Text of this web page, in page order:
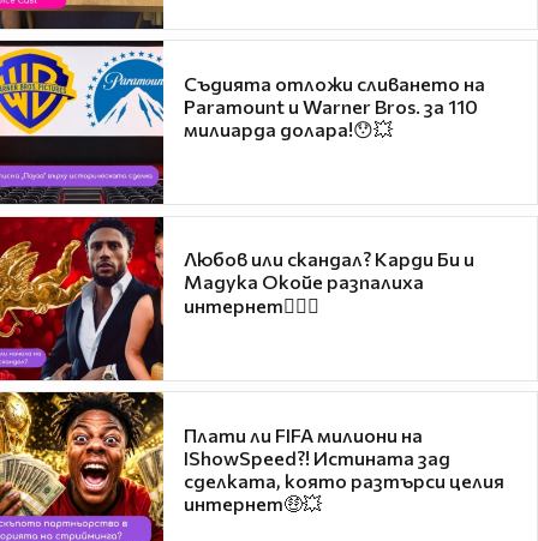
Съдията отложи сливането на
Paramount и Warner Bros. за 110
милиарда долара!😯💥
Любов или скандал? Карди Би и
Мадука Окойе разпалиха
интернет❤️‍🔥🔥
Плати ли FIFA милиони на
IShowSpeed?! Истината зад
сделката, която разтърси целия
интернет🤑💥